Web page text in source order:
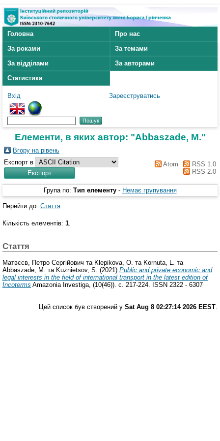
Головна
Про нас
За роками
За темами
За відділами
За авторами
Статистика
Вхід Зареєструватись
Елементи, в яких автор: "Abbaszade, M."
Вгору на рівень
Експорт в
Atom
RSS 1.0
RSS 2.0
Група по: Тип елементу - Немає групування
Перейти до: Стаття
Кількість елементів: 1.
Стаття
Матвєєв, Петро Сергійович та Klepikova, O. та Kornuta, L.
та
Abbaszade, M.
та Kuznietsov, S. (2021) Public and private economic and
legal interests in the field of international transport in the latest edition of
Incoterms Amazonia Investiga, (10(46)). с. 217-224. ISSN 2322 - 6307
Цей список був створений у Sat Aug 8 02:27:14 2026 EEST